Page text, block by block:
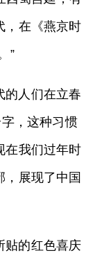
，在《燕京时
”
的人们在立春
，这种习惯
在我们过年时
，展现了中国
贴的红色喜庆